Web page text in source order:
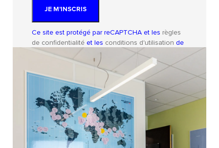
JE M'INSCRIS
Ce site est protégé par reCAPTCHA et les règles
de confidentialitéet les conditions d'utilisation de
Google s'appliquent.